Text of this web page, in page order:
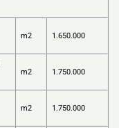
m2 1.650.000
m2 1.750.000
m2 1.750.000